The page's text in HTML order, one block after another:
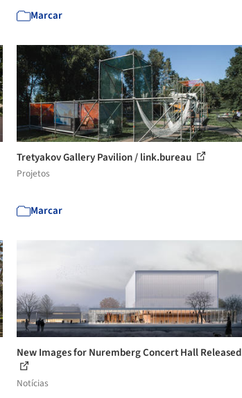
Marcar
Tretyakov Gallery Pavilion / link.bureau
Projetos
Marcar
New Images for Nuremberg Concert Hall Released
Notícias